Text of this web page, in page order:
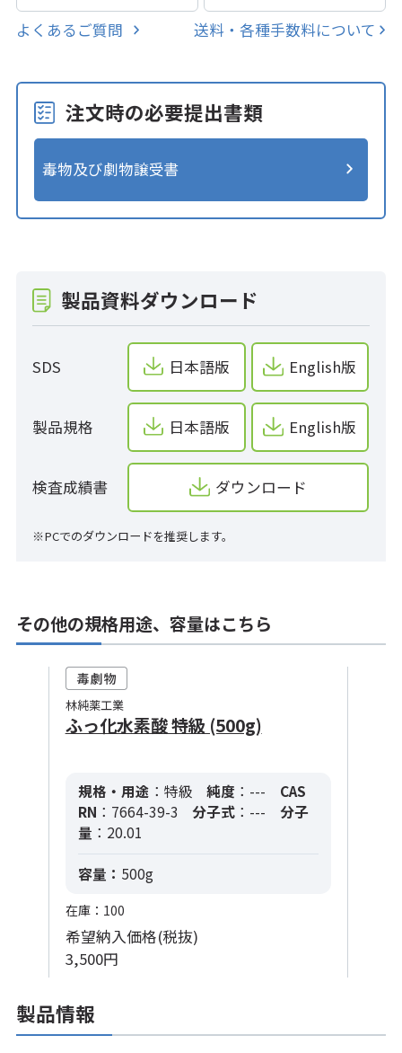
よくあるご質問 送料・各種手数料について
注文時の必要提出書類
毒物及び劇物譲受書
製品資料ダウンロード
SDS 日本語版 English版
製品規格 日本語版 English版
検査成績書 ダウンロード
※PCでのダウンロードを推奨します。
その他の規格用途、容量はこちら
林純薬工業
ふっ化水素酸 特級 (500g)
規格・用途 ：特級 純度 ：---
CAS
RN ：7664-39-3 分子式 ：---
分子
量 ：20.01
容量： 500g
在庫：100
希望納入価格(税抜)
3,500円
製品情報